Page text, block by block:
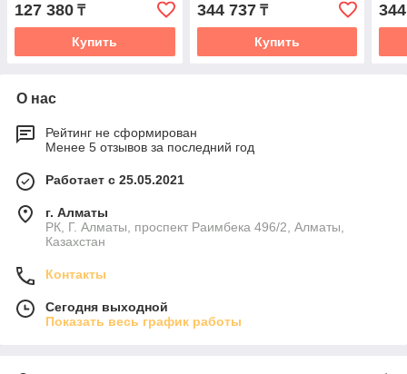
127 380 ₸
Купить
344 737₸
Купить
О нас
Рейтинг не сформирован
Менее 5 отзывов за последний год
Работает с 25.05.2021
г. Алматы
РК, Г. Алматы, проспект Раимбека 496/2, Алматы,
Казахстан
Контакты
Сегодня выходной
Показать весь график работы